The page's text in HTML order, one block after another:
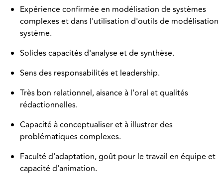
Expérience confirmée en modélisation de systèmes
complexes et dans l'utilisation d'outils de modélisation
système.
Solides capacités d'analyse et de synthèse.
Sens des responsabilités et leadership.
Très bon relationnel, aisance à l'oral et qualités
rédactionnelles.
Capacité à conceptualiser et à illustrer des
problématiques complexes.
Faculté d'adaptation, goût pour le travail en équipe et
capacité d'animation.